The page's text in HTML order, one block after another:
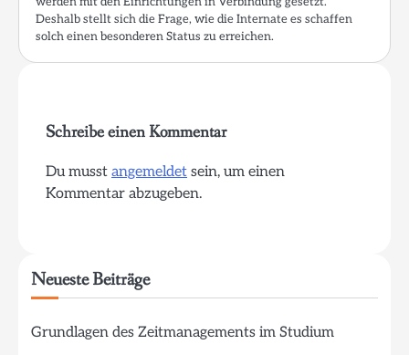
Deshalb stellt sich die Frage, wie die Internate es schaffen
solch einen besonderen Status zu erreichen.
Schreibe einen Kommentar
Du musst angemeldet sein, um einen
Kommentar abzugeben.
Neueste Beiträge
Grundlagen des Zeitmanagements im Studium